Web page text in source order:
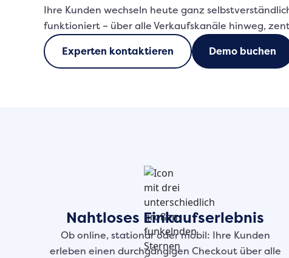
Ihre Kunden wechseln heute ganz
funktioniert – über alle Verkaufskanäle hinweg,
Experten kontaktieren Demo buchen
Nahtloses Einkaufserlebnis
Ob online, stationär oder mobil: Ihre Kunden
erleben einen durchgängigen Checkout über alle